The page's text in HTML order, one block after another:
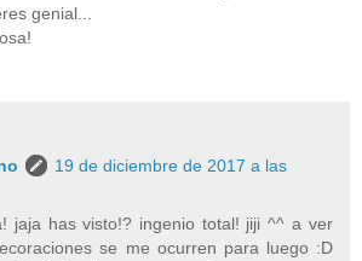
genial...
19 de diciembre de 2017 a las
jaja has visto!? ingenio total! jiji ^^ a ver
se me ocurren para luego :D